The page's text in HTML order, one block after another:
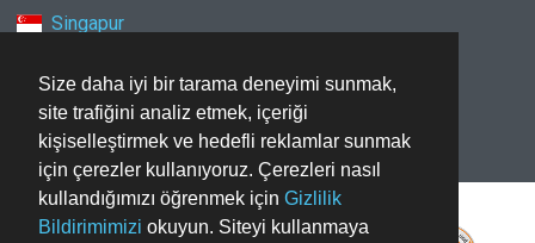
Size daha iyi bir tarama deneyimi sunmak,
site trafiğini analiz etmek, içeriği
kişiselleştirmek ve hedefli reklamlar sunmak
için çerezler kullanıyoruz. Çerezleri nasıl
kullandığımızı öğrenmek için Gizlilik
Bildirimimizi okuyun. Siteyi kullanmaya
Singapur
Yeni Zelanda